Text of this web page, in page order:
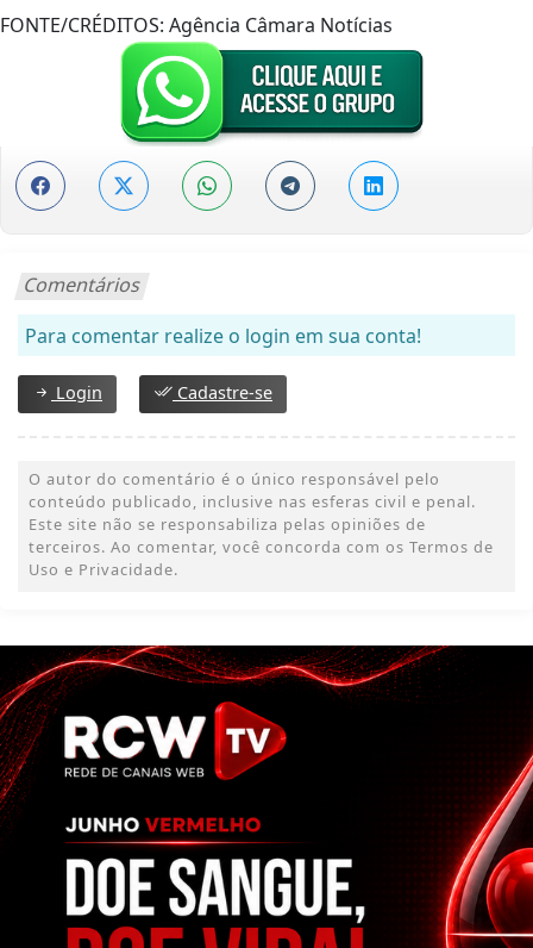
FONTE/CRÉDITOS: Agência Câmara Notícias
Comentários
Para comentar realize o login em sua conta!
Login Cadastre-se
O autor do comentário é o único responsável pelo
conteúdo publicado, inclusive nas esferas civil e penal.
Este site não se responsabiliza pelas opiniões de
terceiros. Ao comentar, você concorda com os Termos de
Uso e Privacidade.